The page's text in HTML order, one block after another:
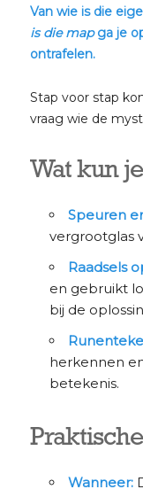
Van wie is die
is die mapga je
ontrafelen.
Stap voor stap
vraag wie de
Wat kun
Speuren
vergrootglas
Raadsels
en gebruikt
bij de
herkennen
betekenis.
Wanneer: